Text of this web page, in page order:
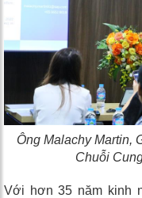
Ông Malachy Martin,
Chuỗi
Với hơn 35 năm kinh